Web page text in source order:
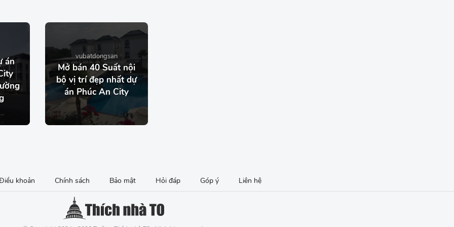
án
vubatdongsan
Mở bán 40 Suất nội
bộ vị trí đẹp nhất dự
án Phúc An City
khoản Chính sách Bảo mật Hỏi đáp Góp ý Liên hệ